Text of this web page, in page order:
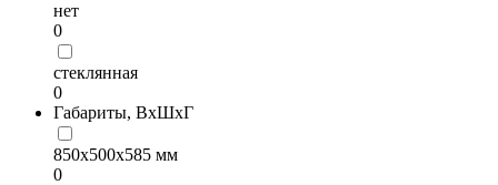
нет
0
стеклянная
0
Габариты, ВхШхГ
850х500х585 мм
0